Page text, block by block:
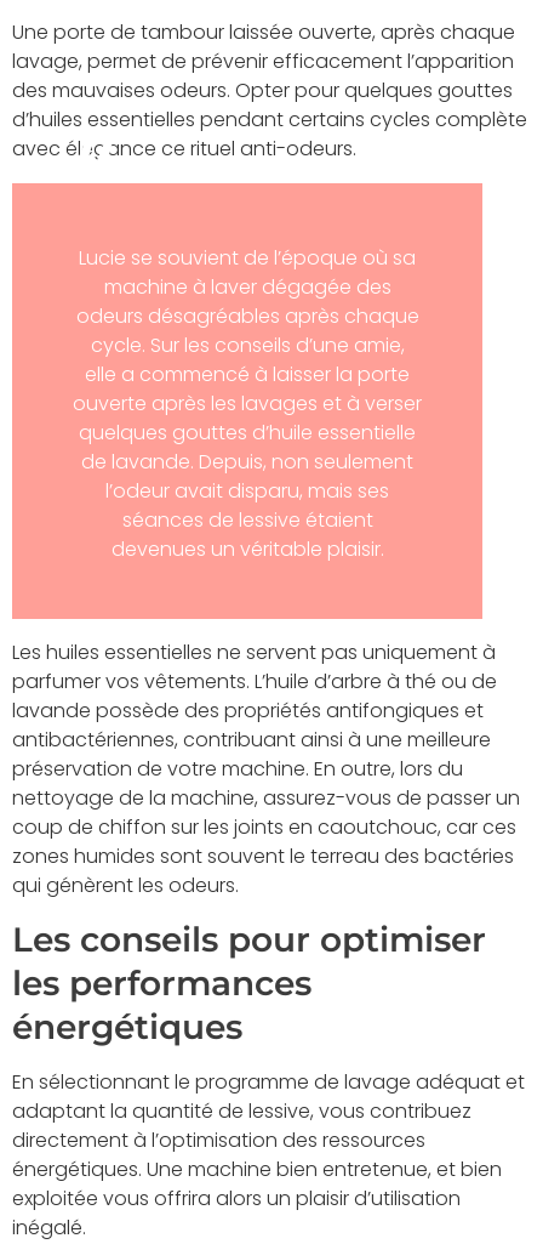
Une porte de tambour laissée ouverte, après chaque
lavage, permet de prévenir efficacement l’apparition
des mauvaises odeurs. Opter pour quelques gouttes
d’huiles essentielles pendant certains cycles complète
avec élégance ce rituel anti-odeurs.
Lucie se souvient de l’époque où sa
machine à laver dégagée des
odeurs désagréables après chaque
cycle. Sur les conseils d’une amie,
elle a commencé à laisser la porte
ouverte après les lavages et à verser
quelques gouttes d’huile essentielle
de lavande. Depuis, non seulement
l’odeur avait disparu, mais ses
séances de lessive étaient
devenues un véritable plaisir.
Les huiles essentielles ne servent pas uniquement à
parfumer vos vêtements. L’huile d’arbre à thé ou de
lavande possède des propriétés antifongiques et
antibactériennes, contribuant ainsi à une meilleure
préservation de votre machine. En outre, lors du
nettoyage de la machine, assurez-vous de passer un
coup de chiffon sur les joints en caoutchouc, car ces
zones humides sont souvent le terreau des bactéries
qui génèrent les odeurs.
Les conseils pour optimiser
les performances
énergétiques
En sélectionnant le programme de lavage adéquat et
adaptant la quantité de lessive, vous contribuez
directement à l’optimisation des ressources
énergétiques. Une machine bien entretenue, et bien
exploitée vous offrira alors un plaisir d’utilisation
inégalé.